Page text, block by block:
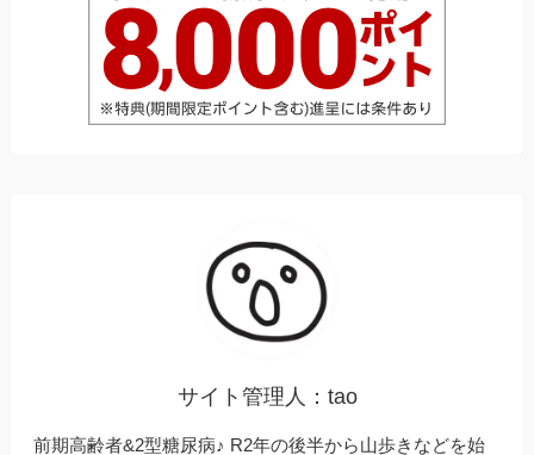
サイト管理人：tao
前期高齢者&2型糖尿病♪ R2年の後半から山歩きなどを始